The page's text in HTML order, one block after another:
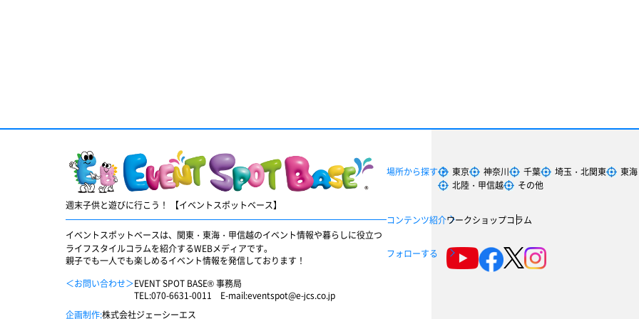
週末子供と遊びに行こう！ 【イベントスポットベース】
イベントスポットベースは、関東・東海・甲信越のイベント情報や暮らしに役立つ
ライフスタイルコラムを紹介するWEBメディアです。
親子でも一人でも楽しめるイベント情報を発信しております！
＜お問い合わせ＞EVENT SPOT BASE® 事務局
TEL:070-6631-0011 E-mail:eventspot@e-jcs.co.jp
企画制作:株式会社ジェーシーエス
場所から探す 東京 神奈川 千葉 埼玉・北関東
東海
北陸・甲信越
その他
コンテンツ紹介ワークショップコラム
フォローする